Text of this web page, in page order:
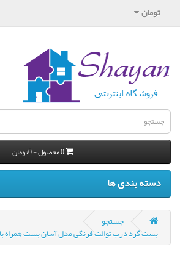
تومان
0 محصول - 0تومان
دسته بندی ها
جستجو
بست گرد درب توالت فرنگی مدل آسان بست همراه با